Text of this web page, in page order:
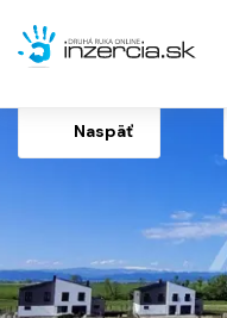
Naspäť